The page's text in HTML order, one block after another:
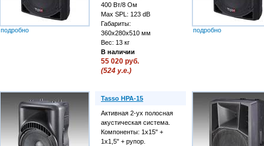
400 Вт/8 Ом
Max SPL: 123 dB
Габариты:
360х280х510 мм
Вес: 13 кг
В наличии
подробно
55 020 руб.
(524 у.е.)
подробно
Tasso HPA-15
Активная 2-ух полосная
акустическая система.
Компоненты: 1х15" +
1х1,5" + рупор.